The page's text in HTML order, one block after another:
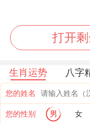
乙巳年
【宜】酬神、还
【九星吉凶】一
谐）
打开
生肖运势 八字
您的姓名
您的性别 男 女